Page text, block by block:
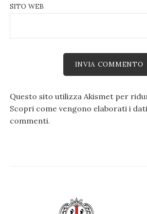
SITO WEB
Questo sito utilizza Akismet per
Scopri come vengono elaborati i
commenti.